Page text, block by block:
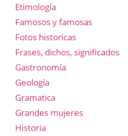
Etimología
Famosos y famosas
Fotos historicas
Frases, dichos, significados
Gastronomía
Geología
Gramatica
Grandes mujeres
Historia